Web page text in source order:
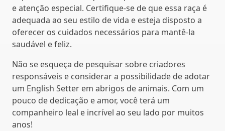
e atenção especial. Certifique-se de que essa raça é
adequada ao seu estilo de vida e esteja disposto a
oferecer os cuidados necessários para mantê-la
saudável e feliz.
Não se esqueça de pesquisar sobre criadores
responsáveis e considerar a possibilidade de adotar
um English Setter em abrigos de animais. Com um
pouco de dedicação e amor, você terá um
companheiro leal e incrível ao seu lado por muitos
anos!